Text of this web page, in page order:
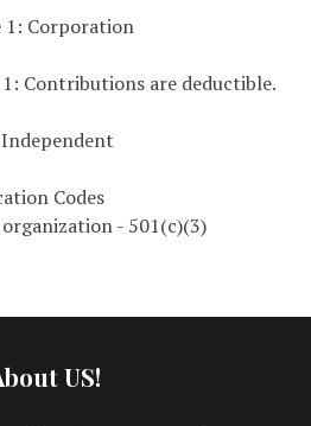
1: Corporation
Contributions are deductible.
Codes
- 501(c)(3)
US!